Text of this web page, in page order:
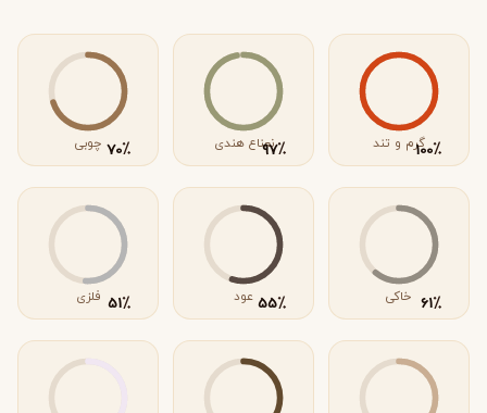
٪100گرم و تند ٪97
نعناع هندی ٪70 چوبی
٪61 خاکی ٪55 عود ٪51 فلزی